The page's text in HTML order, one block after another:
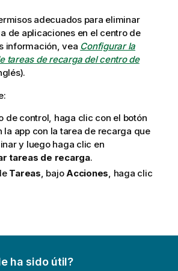
adecuados para eliminar
de aplicaciones en el centro de
información, vea Configurar la
tareas de recarga del centro de
.
de control, haga clic con el botón
la app con la tarea de recarga que
y luego haga clic en
tareas de recarga.
Tareas, bajoAcciones, haga clic
ha sido útil?